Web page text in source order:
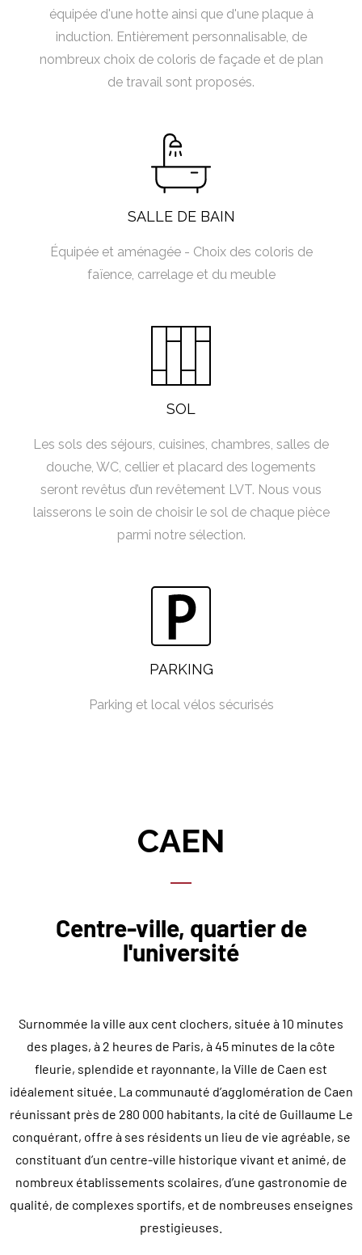
équipée d'une hotte ainsi que d'une plaque à
induction. Entièrement personnalisable, de
nombreux choix de coloris de façade et de plan
de travail sont proposés.
SALLE DE BAIN
Équipée et aménagée - Choix des coloris de
faïence, carrelage et du meuble
SOL
Les sols des séjours, cuisines, chambres, salles de
douche, WC, cellier et placard des logements
seront revêtus d’un revêtement LVT. Nous vous
laisserons le soin de choisir le sol de chaque pièce
parmi notre sélection.
PARKING
Parking et local vélos sécurisés
CAEN
Centre-ville, quartier de
l'université
Surnommée la ville aux cent clochers, située à 10 minutes
des plages, à 2 heures de Paris, à 45 minutes de la côte
fleurie, splendide et rayonnante, la Ville de Caen est
idéalement située. La communauté d’agglomération de Caen
réunissant près de 280 000 habitants, la cité de Guillaume Le
conquérant, offre à ses résidents un lieu de vie agréable, se
constituant d’un centre-ville historique vivant et animé, de
nombreux établissements scolaires, d’une gastronomie de
qualité, de complexes sportifs, et de nombreuses enseignes
prestigieuses.